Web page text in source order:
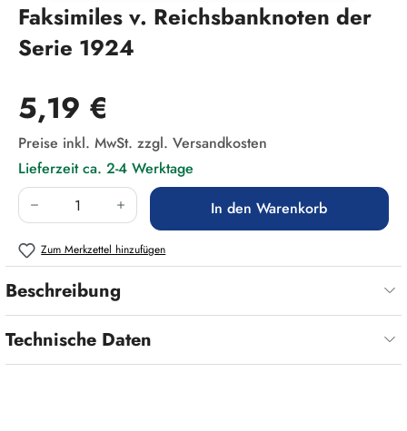
Faksimiles v. Reichsbanknoten der
Serie 1924
Regulärer Preis:
5,19 €
Preise inkl. MwSt. zzgl. Versandkosten
Lieferzeit ca. 2-4 Werktage
Produkt Anzahl: Gib den gewünschten Wert
In den Warenkorb
Zum Merkzettel hinzufügen
Beschreibung
Technische Daten